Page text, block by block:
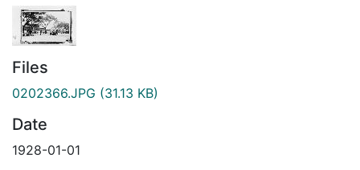
Files
0202366.JPG (31.13 KB)
Date
1928-01-01